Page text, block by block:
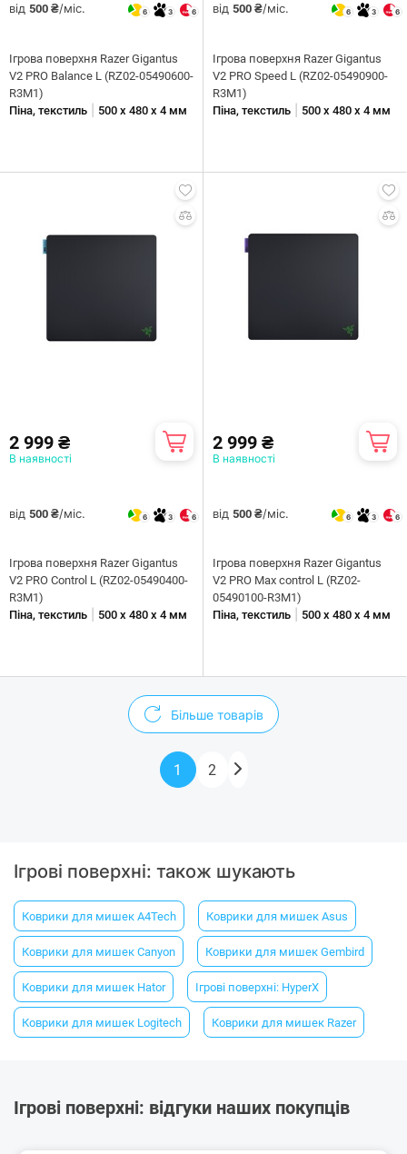
від 500 ₴/міс. 6 3 6
Ігрова поверхня Razer Gigantus
V2 PRO Balance L (RZ02-05490600-
R3M1)
Піна, текстиль
500 х 480 x 4 мм
від 500 ₴/міс. 6 3 6
Ігрова поверхня Razer Gigantus
V2 PRO Speed L (RZ02-05490900-
R3M1)
Піна, текстиль
500 х 480 x 4 мм
2 999 ₴
В наявності
від 500 ₴/міс. 6 3 6
Ігрова поверхня Razer Gigantus
V2 PRO Сontrol L (RZ02-05490400-
R3M1)
Піна, текстиль
500 х 480 x 4 мм
2 999 ₴
В наявності
від 500 ₴/міс. 6 3 6
Ігрова поверхня Razer Gigantus
V2 PRO Max control L (RZ02-
05490100-R3M1)
Піна, текстиль
500 х 480 x 4 мм
Більше товарів
1 2
Ігрові поверхні: також шукають
Коврики для мишек A4Tech Коврики для мишек Asus
Коврики для мишек Canyon Коврики для мишек Gembird
Коврики для мишек Hator Ігрові поверхні: HyperX
Коврики для мишек Logitech Коврики для мишек Razer
Ігрові поверхні: відгуки наших покупців